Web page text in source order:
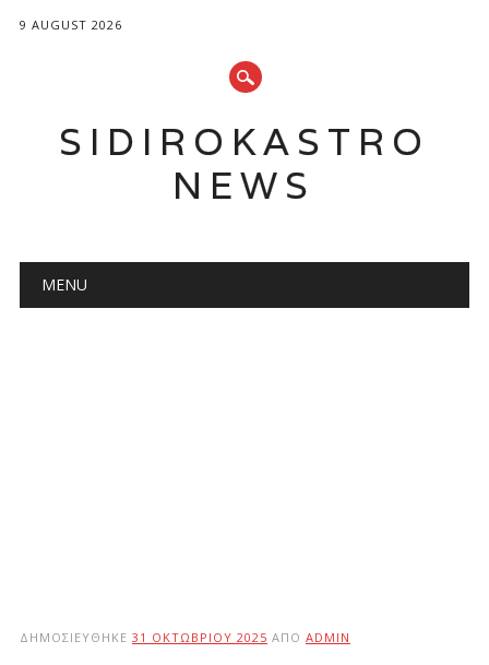
9 AUGUST 2026
SIDIROKASTRO
NEWS
Main menu
MENU
ΔΗΜΟΣΙΕΎΘΗΚΕ 31 ΟΚΤΩΒΡΊΟΥ 2025 ΑΠΌ ADMIN